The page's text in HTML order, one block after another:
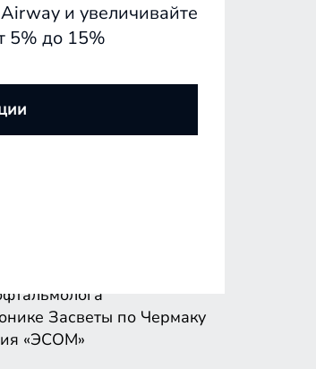
Засветы по Чермаку
«ЭСОМ»
Засветы по Чермаку
«ЭСОМ»
и увеличивайте
5% до 15%